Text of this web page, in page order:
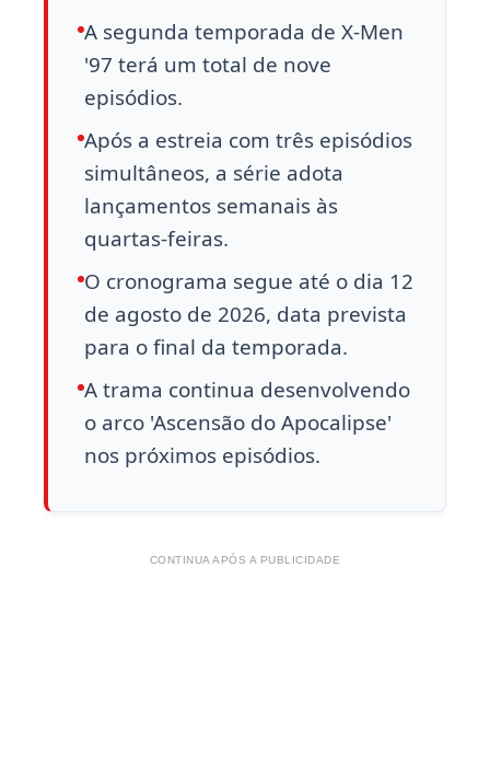
A segunda temporada de X-Men
'97 terá um total de nove
episódios.
Após a estreia com três episódios
simultâneos, a série adota
lançamentos semanais às
quartas-feiras.
O cronograma segue até o dia 12
de agosto de 2026, data prevista
para o final da temporada.
A trama continua desenvolvendo
o arco 'Ascensão do Apocalipse'
nos próximos episódios.
CONTINUA APÓS A PUBLICIDADE